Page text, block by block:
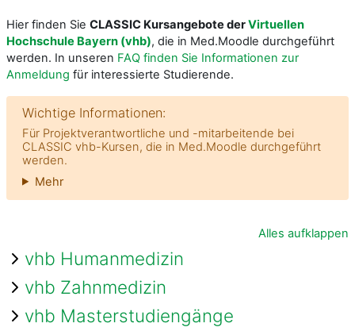
Hier finden Sie CLASSIC Kursangebote derVirtuellen
Hochschule Bayern (vhb), die in Med.Moodle durchgeführt
werden. In unseren FAQ finden Sie Informationen zur
Anmeldung für interessierte Studierende.
Wichtige Informationen:
Für Projektverantwortliche und -mitarbeitende bei
CLASSIC vhb-Kursen, die in Med.Moodle durchgeführt
werden.
Mehr
Alles aufklappen
vhb Humanmedizin
vhb Zahnmedizin
vhb Masterstudiengänge